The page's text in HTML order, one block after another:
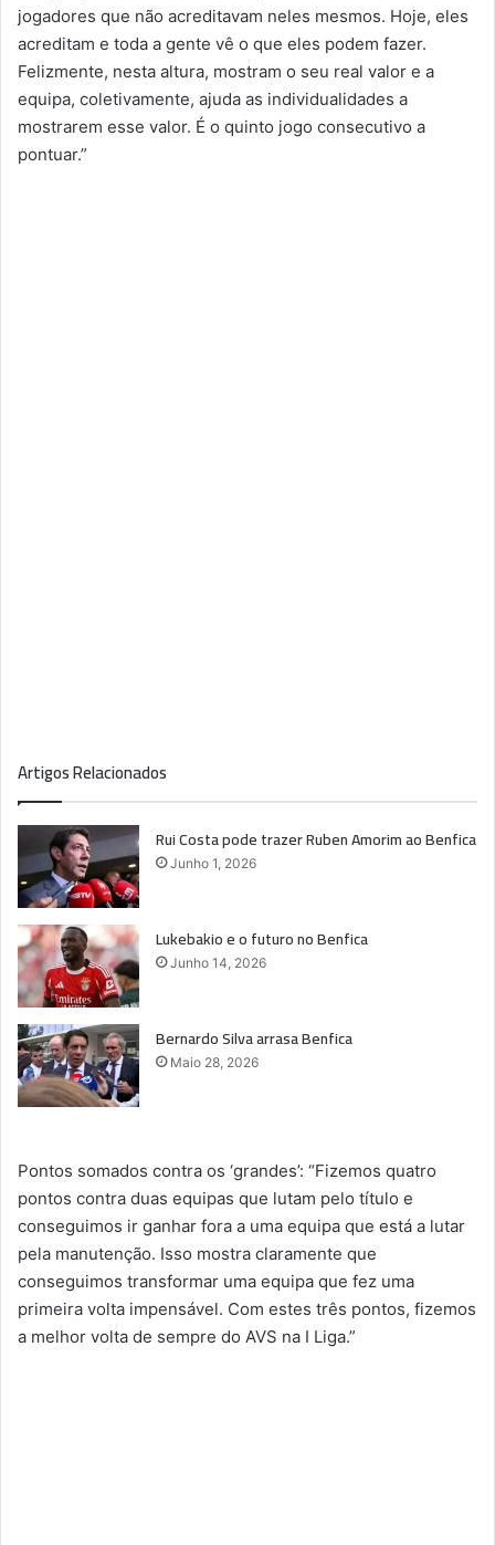
jogadores que não acreditavam neles mesmos. Hoje, eles
acreditam e toda a gente vê o que eles podem fazer.
Felizmente, nesta altura, mostram o seu real valor e a
equipa, coletivamente, ajuda as individualidades a
mostrarem esse valor. É o quinto jogo consecutivo a
pontuar.”
Artigos Relacionados
Rui Costa pode trazer Ruben Amorim ao Benfica
Junho 1, 2026
Lukebakio e o futuro no Benfica
Junho 14, 2026
Bernardo Silva arrasa Benfica
Maio 28, 2026
Pontos somados contra os ‘grandes’: “Fizemos quatro
pontos contra duas equipas que lutam pelo título e
conseguimos ir ganhar fora a uma equipa que está a lutar
pela manutenção. Isso mostra claramente que
conseguimos transformar uma equipa que fez uma
primeira volta impensável. Com estes três pontos, fizemos
a melhor volta de sempre do AVS na I Liga.”